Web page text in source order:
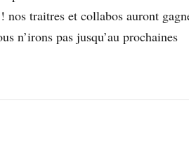
nos traitres et collabos auront
n’irons pas jusqu’au prochaines